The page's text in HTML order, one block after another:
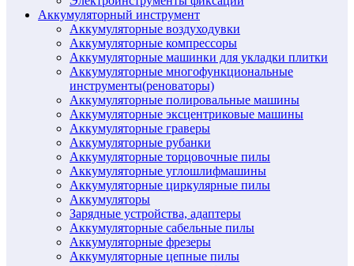
Аккумуляторный инструмент
Аккумуляторные воздуходувки
Аккумуляторные компрессоры
Аккумуляторные машинки для укладки плитки
Аккумуляторные многофункциональные
инструменты(реноваторы)
Аккумуляторные полировальные машины
Аккумуляторные эксцентриковые машины
Аккумуляторные граверы
Аккумуляторные рубанки
Аккумуляторные торцовочные пилы
Аккумуляторные углошлифмашины
Аккумуляторные циркулярные пилы
Аккумуляторы
Зарядные устройства, адаптеры
Аккумуляторные сабельные пилы
Аккумуляторные фрезеры
Аккумуляторные цепные пилы